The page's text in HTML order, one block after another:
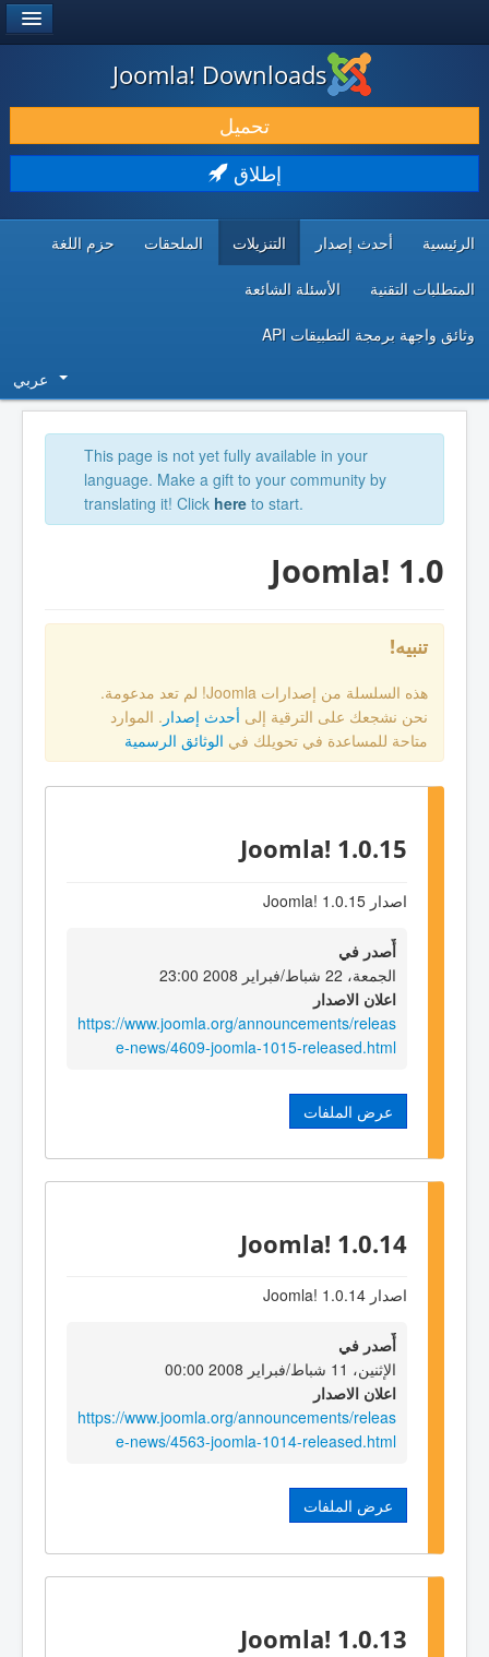
حمل & ومدد
اكتشف & تعلم
Joomla! Downloads
تحميل
إطلاق
الرئيسية أحدث إصدار التنزيلات الملحقات حزم اللغة
المتطلبات التقنية الأسئلة الشائعة
وثائق واجهة برمجة التطبيقات API
عربي
This page is not yet fully available in your
language. Make a gift to your community by
translating it! Click here to start.
Joomla! 1.0
تنبيه!
هذه السلسلة من إصدارات Joomla! لم تعد مدعومة.
نحن نشجعك على الترقية إلى أحدث إصدار . الموارد
متاحة للمساعدة في تحويلك في الوثائق الرسمية
Joomla! 1.0.15
اصدار Joomla! 1.0.15
أٌصدر في
الجمعة، 22 شباط/فبراير 2008 23:00
اعلان الاصدار
https://www.joomla.org/announcements/releas
e-news/4609-joomla-1015-released.html
عرض الملفات
Joomla! 1.0.14
اصدار Joomla! 1.0.14
أٌصدر في
الإثنين، 11 شباط/فبراير 2008 00:00
اعلان الاصدار
https://www.joomla.org/announcements/releas
e-news/4563-joomla-1014-released.html
عرض الملفات
Joomla! 1.0.13